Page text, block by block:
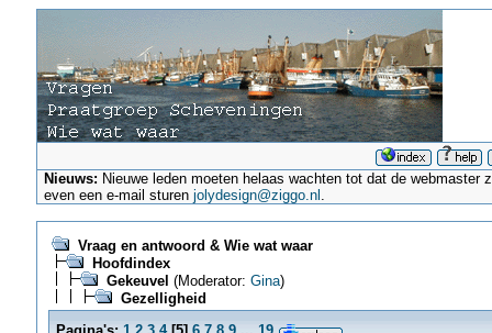
Nieuws: Nieuwe leden moeten helaas wachten tot dat de
even een e-mail sturenjolydesign@ziggo.nl .
Vraag en antwoord & Wie wat waar
Hoofdindex
Gekeuvel (Moderator: Gina)
Gezelligheid